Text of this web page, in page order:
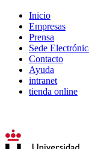
Inicio
Empresas
Prensa
Sede
Contacto
Ayuda
intranet
tienda online